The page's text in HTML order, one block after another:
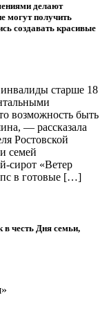
делают
могут получить
создавать красивые
старше 18
возможность быть
— рассказала
Ростовской
семей
сирот «Ветер
в готовые […]
честь Дня семьи,